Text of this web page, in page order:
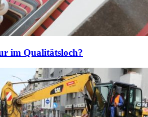
im Qualitätsloch?